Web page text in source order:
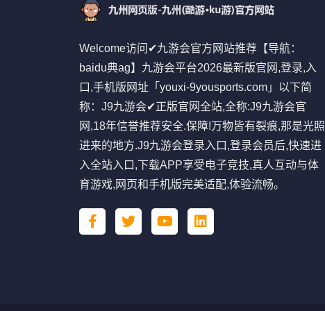
Welcome访问✔九游会官方网站推荐【导航：
baidu典ag】九游会平台2026最新版官网,登录,入
口,手机版网址「youxi-9yousports.com」以下简
称：J9九游会✔正版官网全站,全称:J9九游会官
网,18年信誉推荐安全.保障!万物皆有裂痕,那是光照
进来的地方.J9九游会登录入口,登录会员后,快速进
入全站入口,下载APP享受电子竞技,真人互动与体
育游戏,网页和手机版完美适配,体验流畅。